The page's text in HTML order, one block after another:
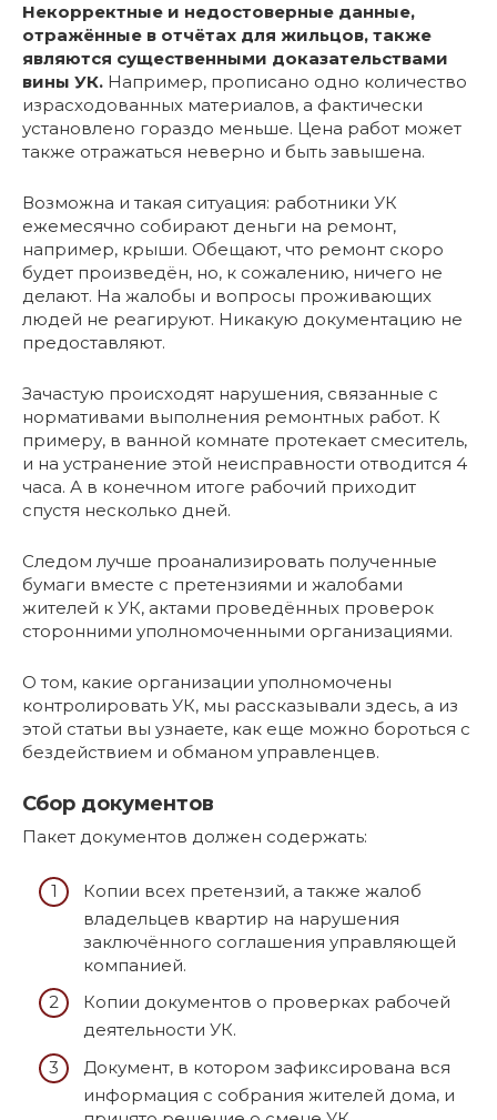
Некорректные и недостоверные данные,
отражённые в отчётах для жильцов, также
являются существенными доказательствами
вины УК. Например, прописано одно количество
израсходованных материалов, а фактически
установлено гораздо меньше. Цена работ может
также отражаться неверно и быть завышена.
Возможна и такая ситуация: работники УК
ежемесячно собирают деньги на ремонт,
например, крыши. Обещают, что ремонт скоро
будет произведён, но, к сожалению, ничего не
делают. На жалобы и вопросы проживающих
людей не реагируют. Никакую документацию не
предоставляют.
Зачастую происходят нарушения, связанные с
нормативами выполнения ремонтных работ. К
примеру, в ванной комнате протекает смеситель,
и на устранение этой неисправности отводится 4
часа. А в конечном итоге рабочий приходит
спустя несколько дней.
Следом лучше проанализировать полученные
бумаги вместе с претензиями и жалобами
жителей к УК, актами проведённых проверок
сторонними уполномоченными организациями.
О том, какие организации уполномочены
контролировать УК, мы рассказывали здесь, а из
этой статьи вы узнаете, как еще можно бороться с
бездействием и обманом управленцев.
Сбор документов
Пакет документов должен содержать:
Копии всех претензий, а также жалоб
владельцев квартир на нарушения
заключённого соглашения управляющей
компанией.
Копии документов о проверках рабочей
деятельности УК.
Документ, в котором зафиксирована вся
информация с собрания жителей дома, и